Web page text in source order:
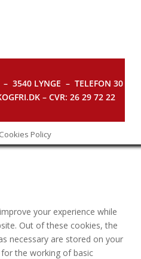
– 3540 LYNGE – TELEFON 30
– CVR: 26 29 72 22
Policy
your experience while
Out of these cookies, the
necessary are stored on your
the working of basic